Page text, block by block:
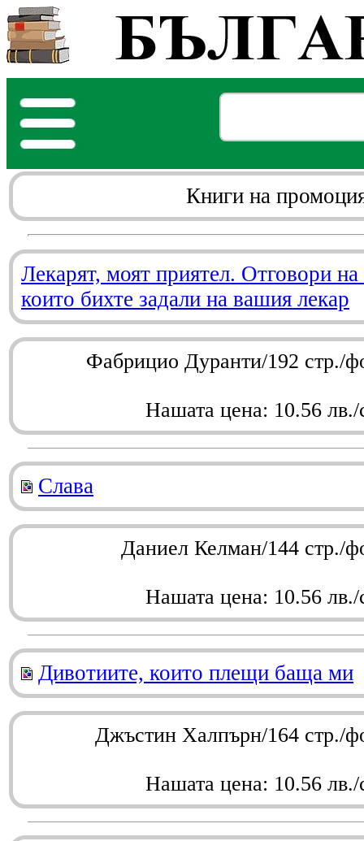
Книги на
Лекарят, моят приятел. Отговори
които бихте задали на вашия лекар
Фабрицио Дуранти/192 стр./
Нашата цена: 10.56 лв./
Слава
Даниел Келман/144 стр./
Нашата цена: 10.56 лв./
Дивотиите, които плещи баща ми
Джъстин Халпърн/164 стр./
Нашата цена: 10.56 лв./